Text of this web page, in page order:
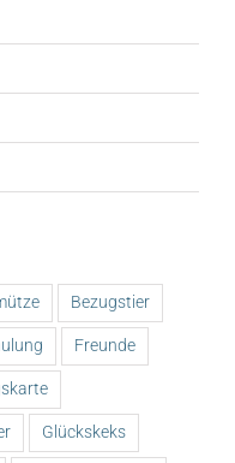
Bezugstier
Freunde
Glückskeks